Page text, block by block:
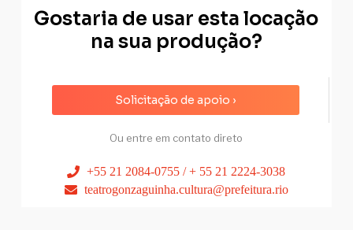
Gostaria de usar esta locação
na sua produção?
Solicitação de apoio ›
Ou entre em contato direto
+55 21 2084-0755 / + 55 21 2224-3038
teatrogonzaguinha.cultura@prefeitura.rio